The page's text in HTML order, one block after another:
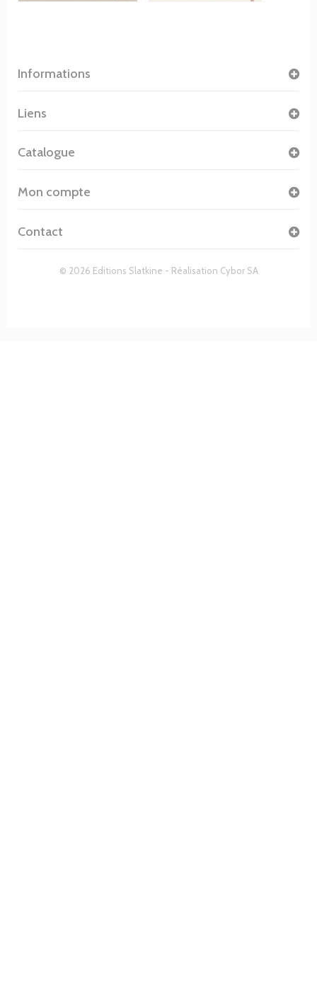
Informations
© 2026 Editions Slatkine - Réalisation Cybor SA
Liens
Catalogue
Mon compte
Contact